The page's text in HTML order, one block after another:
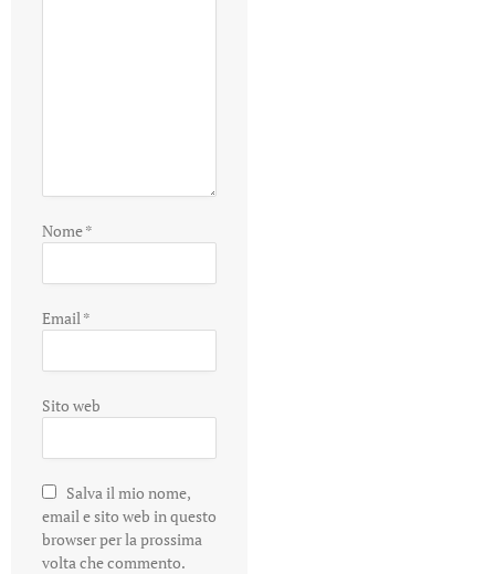
Nome*
Email*
Sito web
Salva il mio nome,
email e sito web in questo
browser per la prossima
volta che commento.